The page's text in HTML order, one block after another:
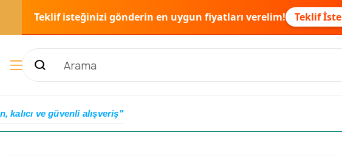
Teklif isteğinizi gönderin en uygun fiyatları verelim! Teklif İste
kalıcı ve güvenli alışveriş"